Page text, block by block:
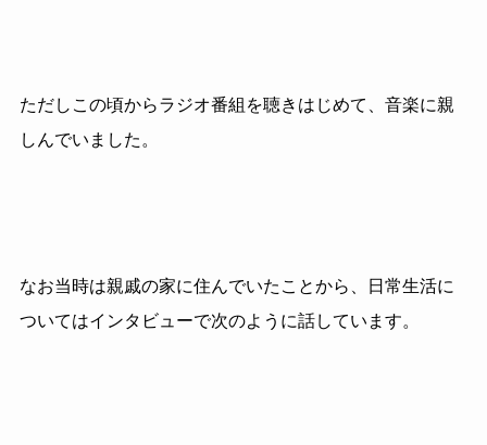
ただしこの頃からラジオ番組を聴きはじめて、音楽に親
しんでいました。
なお当時は親戚の家に住んでいたことから、日常生活に
ついてはインタビューで次のように話しています。